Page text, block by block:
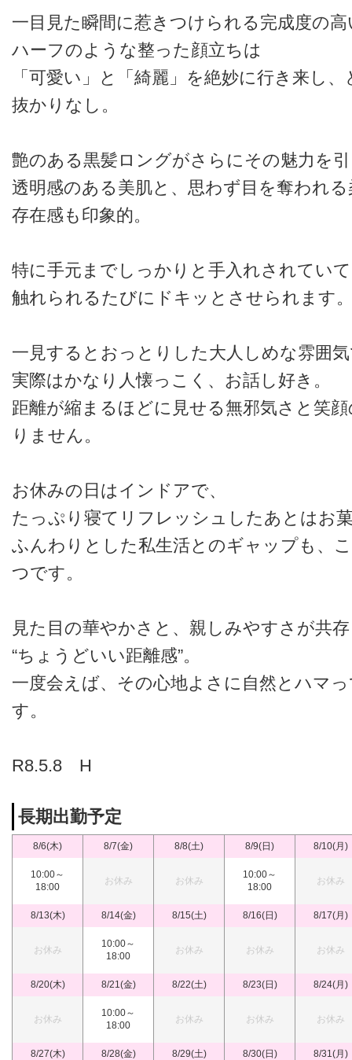
一目見た瞬間に惹きつけられる完成度の
ハーフのような整った顔立ちは
「可愛い」と「綺麗」を絶妙に行き来し
抜かりなし。
艶のある黒髪ロングがさらにその魅力を
透明感のある美肌と、思わず目を奪われ
存在感も印象的。
特に手元までしっかりと手入れされてい
触れられるたびにドキッとさせられます
一見するとおっとりした大人しめな雰囲
実際はかなり人懐っこく、お話し好き。
距離が縮まるほどに見せる無邪気さと笑
りません。
お休みの日はインドアで、
たっぷり寝てリフレッシュしたあとはお
ふんわりとした私生活とのギャップも、
つです。
見た目の華やかさと、親しみやすさが共
“ちょうどいい距離感”。
一度会えば、その心地よさに自然とハマ
す。
R8.5.8 H
長期出勤予定
8/6(木) 8/7(金) 8/8(土) 8/9(日) 8/10(月)
10:00～
18:00
お休み お休み
10:00～
18:00
お休み
8/13(木) 8/14(金) 8/15(土) 8/16(日) 8/17(月)
お休み
10:00～
18:00
お休み お休み お休み
8/20(木) 8/21(金) 8/22(土) 8/23(日) 8/24(月)
お休み
10:00～
18:00
お休み お休み お休み
8/27(木) 8/28(金) 8/29(土) 8/30(日) 8/31(月)